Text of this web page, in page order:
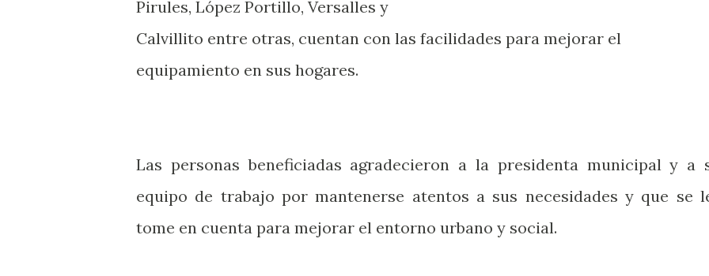
Pirules, López Portillo, Versalles y
Calvillito entre otras, cuentan con las facilidades para mejorar el
equipamiento en sus hogares.
Las personas beneficiadas agradecieron a la presidenta municipal y a
equipo de trabajo por mantenerse atentos a sus necesidades y que se
tome en cuenta para mejorar el entorno urbano y social.